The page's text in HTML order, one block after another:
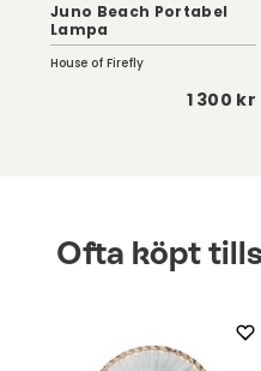
Juno Beach Portabel
Lampa
House of Firefly
1 300 kr
Ofta köpt